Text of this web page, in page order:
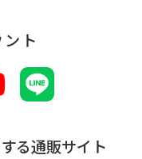
ト
る通販サイト